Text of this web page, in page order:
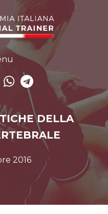
DELLA
2016